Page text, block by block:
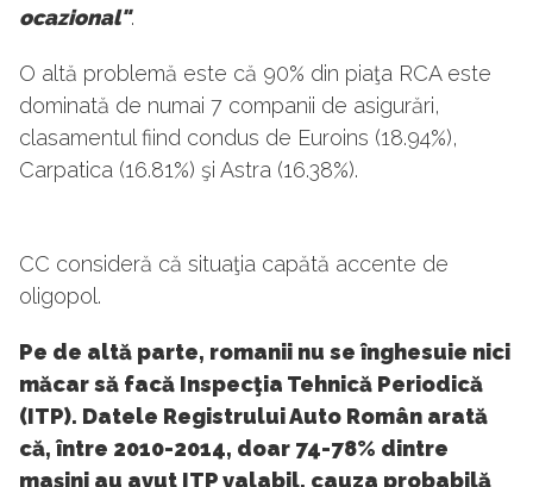
ocazional".
O altă problemă este că 90% din piaţa RCA este
dominată de numai 7 companii de asigurări,
clasamentul fiind condus de Euroins (18.94%),
Carpatica (16.81%) şi Astra (16.38%).
CC consideră că situaţia capătă accente de
oligopol.
Pe de altă parte, romanii nu se înghesuie nici
măcar să facă Inspecţia Tehnică Periodică
(ITP). Datele Registrului Auto Român arată
că, între 2010-2014, doar 74-78% dintre
maşini au avut ITP valabil, cauza probabilă